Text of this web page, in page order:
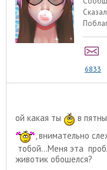
6833
ой какая ты в
, внимательно
тобой...Меня эта
животик обошелся?